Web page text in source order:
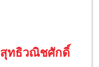
สุทธิวณิชศักดิ์